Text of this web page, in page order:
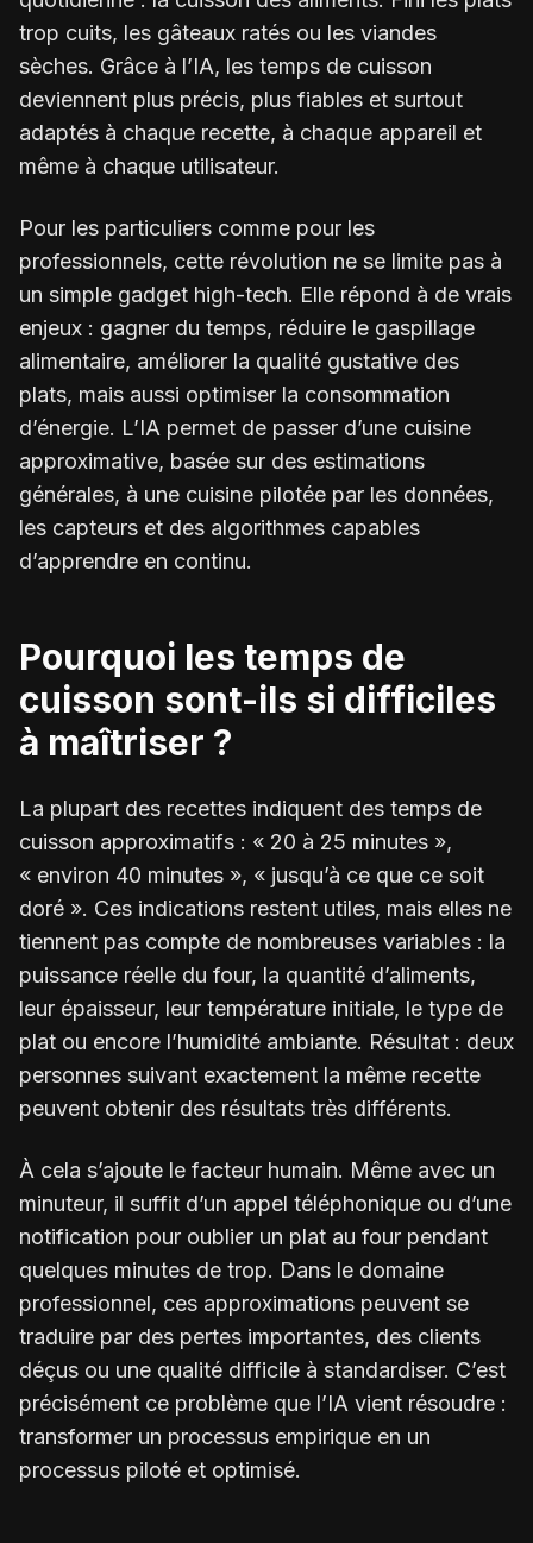
trop cuits, les gâteaux ratés ou les viandes
sèches. Grâce à l’IA, les temps de cuisson
deviennent plus précis, plus fiables et surtout
adaptés à chaque recette, à chaque appareil et
même à chaque utilisateur.
Pour les particuliers comme pour les
professionnels, cette révolution ne se limite pas à
un simple gadget high-tech. Elle répond à de vrais
enjeux : gagner du temps, réduire le gaspillage
alimentaire, améliorer la qualité gustative des
plats, mais aussi optimiser la consommation
d’énergie. L’IA permet de passer d’une cuisine
approximative, basée sur des estimations
générales, à une cuisine pilotée par les données,
les capteurs et des algorithmes capables
d’apprendre en continu.
Pourquoi les temps de
cuisson sont-ils si difficiles
à maîtriser ?
La plupart des recettes indiquent des temps de
cuisson approximatifs : « 20 à 25 minutes »,
« environ 40 minutes », « jusqu’à ce que ce soit
doré ». Ces indications restent utiles, mais elles ne
tiennent pas compte de nombreuses variables : la
puissance réelle du four, la quantité d’aliments,
leur épaisseur, leur température initiale, le type de
plat ou encore l’humidité ambiante. Résultat : deux
personnes suivant exactement la même recette
peuvent obtenir des résultats très différents.
À cela s’ajoute le facteur humain. Même avec un
minuteur, il suffit d’un appel téléphonique ou d’une
notification pour oublier un plat au four pendant
quelques minutes de trop. Dans le domaine
professionnel, ces approximations peuvent se
traduire par des pertes importantes, des clients
déçus ou une qualité difficile à standardiser. C’est
précisément ce problème que l’IA vient résoudre :
transformer un processus empirique en un
processus piloté et optimisé.